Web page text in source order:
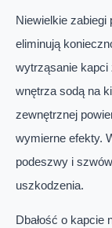
Niewielkie
eliminują
wytrząsanie kapci
wnętrza sodą na
zewnętrznej
wymierne efekty.
podeszwy i
uszkodzenia.
Dbałość o kapcie